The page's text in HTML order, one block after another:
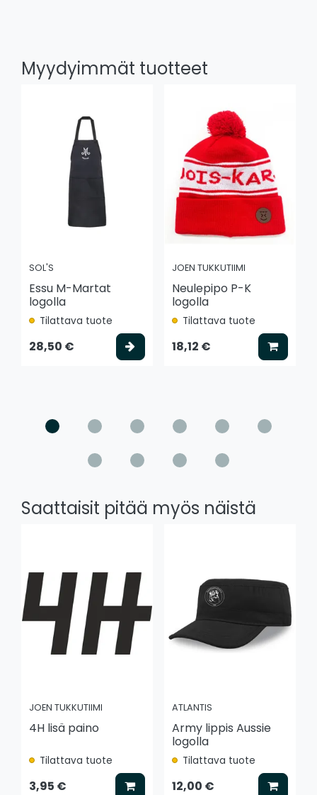
Myydyimmät tuotteet
SOL'S
Essu M-Martat
logolla
Tilattava tuote
28,50 € Valitse vaihtoehto
JOEN TUKKUTIIMI
Neulepipo P-K
logolla
Tilattava tuote
18,12 € Lisää
Saattaisit pitää myös näistä
JOEN TUKKUTIIMI
4H lisä paino
Tilattava tuote
3,95 € Lisää koriin
ATLANTIS
Army lippis Aussie
logolla
Tilattava tuote
12,00 € Lisää